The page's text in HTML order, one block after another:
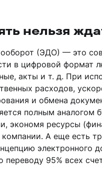
нельзя
(ЭДО) — это
в цифровой
акты и т. д. При
расходов,
и обмена
полным аналогом
экономя ресурсы
А еще есть
электронного
переводу 95% всех